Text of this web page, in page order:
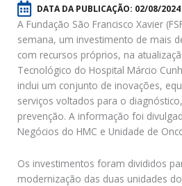
DATA DA PUBLICAÇÃO: 02/08/2024
A Fundação São Francisco Xavier
semana, um investimento de mais
com recursos próprios, na
Tecnológico do Hospital Márcio
inclui um conjunto de inovações,
serviços voltados para o
prevenção. A informação foi
Negócios do HMC e Unidade de
Os investimentos foram divididos
modernização das duas unidades